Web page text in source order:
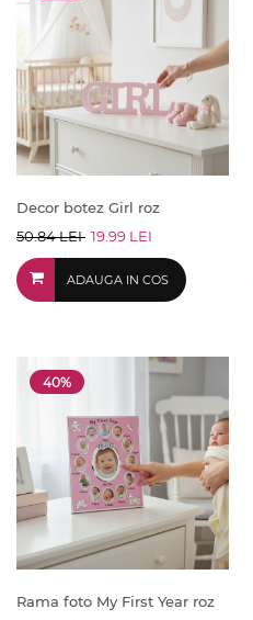
Decor botez Girl roz
50.84 LEI 19.99 LEI
ADAUGA IN COS
40%
Rama foto My First Year roz